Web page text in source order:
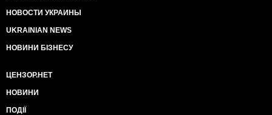
НОВОСТИ УКРАИНЫ
UKRAINIAN NEWS
НОВИНИ БІЗНЕСУ
ЦЕНЗОР.НЕТ
НОВИНИ
ПОДІЇ